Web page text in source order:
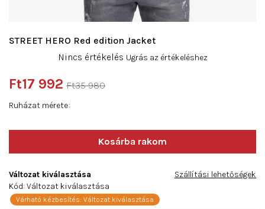
Ruházat mérete
Ft35 980
Ft17 992
Változat kiválasztása
Várható kézbesítés: Változat kiválasztása
Szállítási lehetőségek
Kód: Változat kiválasztása
STREET HERO Red edition Jacket
átlagos
értékelése
5-
Nincs értékelés Ugrás az értékeléshez